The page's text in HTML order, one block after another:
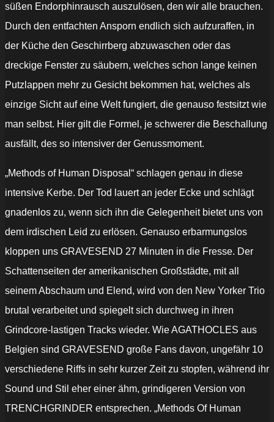
süßen Endorphinrausch auszulösen, den wir alle brauchen.
Durch den entfachten Ansporn endlich sich aufzuraffen, in
der Küche den Geschirrberg abzuwaschen oder das
dreckige Fenster zu säubern, welches schon lange keinen
Putzlappen mehr zu Gesicht bekommen hat, welches als
einzige Sicht auf eine Welt fungiert, die genauso festsitzt wie
man selbst. Hier gilt die Formel, je schwerer die Beschallung
ausfällt, des so intensiver der Genussmoment.
„Methods of Human Disposal“ schlagen genau in diese
intensive Kerbe. Der Tod lauert an jeder Ecke und schlägt
gnadenlos zu, wenn sich ihn die Gelegenheit bietet uns von
dem irdischen Leid zu erlösen. Genauso erbarmungslos
kloppen uns GRAVESEND 27 Minuten in die Fresse. Der
Schattenseiten der amerikanischen Großstädte, mit all
seinem Abschaum und Elend, wird von den New Yorker Trio
brutal verarbeitet und spiegelt sich durchweg in ihren
Grindcore-lastigen Tracks wieder. Wie AGATHOCLES aus
Belgien sind GRAVESEND große Fans davon, ungefähr 10
verschiedene Riffs in sehr kurzer Zeit zu stopfen, während ihr
Sound und Stil eher einer ähm, grindigeren Version von
TRENCHGRINDER entsprechen. „Methods Of Human